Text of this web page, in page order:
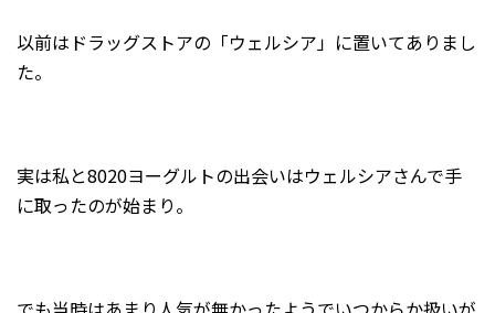
以前はドラッグストアの「ウェルシア」に置いてありまし
た。
実は私と8020ヨーグルトの出会いはウェルシアさんで手
に取ったのが始まり。